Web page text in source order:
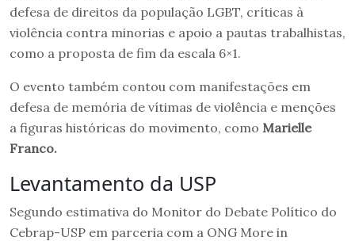
defesa de direitos da população LGBT, críticas à
violência contra minorias e apoio a pautas trabalhistas,
como a proposta de fim da escala 6×1.
O evento também contou com manifestações em
defesa de memória de vítimas de violência e menções
a figuras históricas do movimento, como Marielle
Franco.
Levantamento da USP
Segundo estimativa do Monitor do Debate Político do
Cebrap-USP em parceria com a ONG More in